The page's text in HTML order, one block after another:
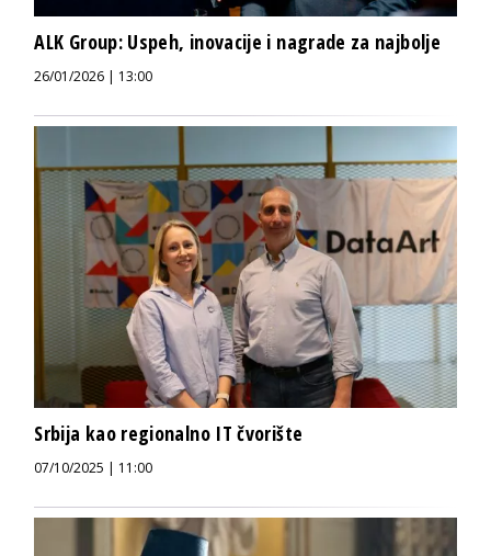
ALK Group: Uspeh, inovacije i nagrade za najbolje
26/01/2026 | 13:00
Srbija kao regionalno IT čvorište
07/10/2025 | 11:00